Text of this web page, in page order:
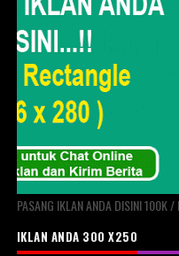
PASANG IKLAN ANDA DISINI 100K /
IKLAN ANDA 300 X250